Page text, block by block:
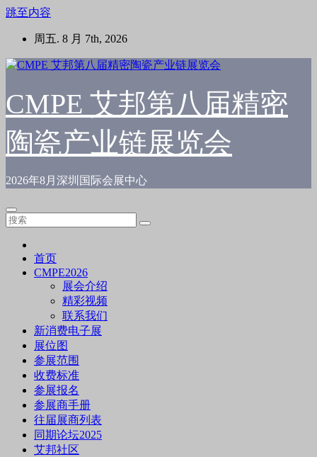
跳至内容
周五. 8 月 7th, 2026
CMPE 艾邦第八届精密
陶瓷产业链展览会
2026年8月深圳国际会展中心
首页
CMPE2026
展会介绍
精彩视频
联系我们
新消费电子展
展位图
参展范围
收费标准
参展报名
参展商手册
往届展商列表
同期论坛2025
艾邦社区